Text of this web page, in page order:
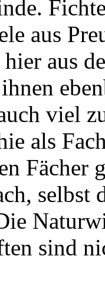
aus
aus
ihnen
viel
als
Fächer
sind